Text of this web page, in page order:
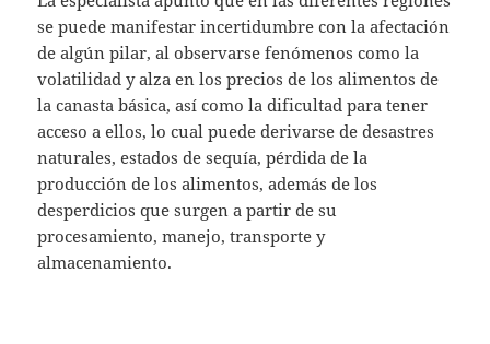
se puede manifestar incertidumbre con la afectación
de algún pilar, al observarse fenómenos como la
volatilidad y alza en los precios de los alimentos de
la canasta básica, así como la dificultad para tener
acceso a ellos, lo cual puede derivarse de desastres
naturales, estados de sequía, pérdida de la
producción de los alimentos, además de los
desperdicios que surgen a partir de su
procesamiento, manejo, transporte y
almacenamiento.